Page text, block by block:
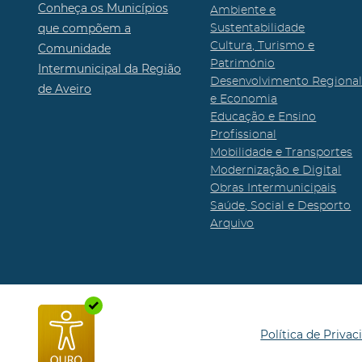
Conheça os Municípios
que compõem a
Comunidade
Intermunicipal da Região
de Aveiro
Ambiente e
Sustentabilidade
Cultura, Turismo e
Património
Desenvolvimento Regional
e Economia
Educação e Ensino
Profissional
Mobilidade e Transportes
Modernização e Digital
Obras Intermunicipais
Saúde, Social e Desporto
Arquivo
Política de